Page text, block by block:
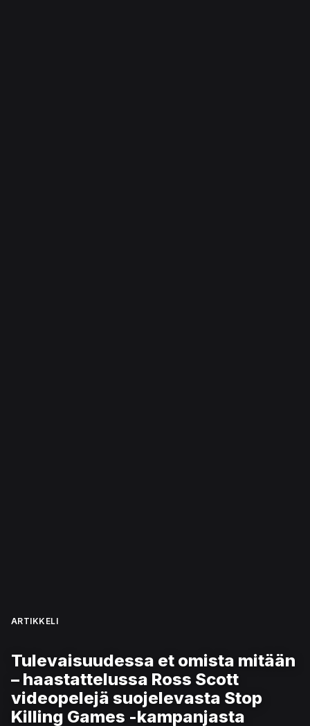
ARTIKKELI
Tulevaisuudessa et omista mitään
– haastattelussa Ross Scott
videopelejä suojelevasta Stop
Killing Games -kampanjasta